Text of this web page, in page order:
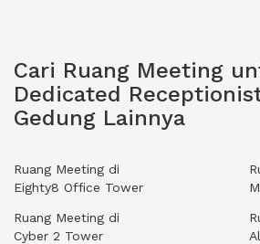
Cari Ruang Meeting
Dedicated
Gedung Lainnya
Ruang Meeting di
Eighty8 Office Tower
Ruang Meeting di
Cyber 2 Tower